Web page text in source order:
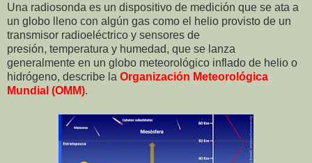
Una radiosonda es un dispositivo de medición que se ata a
un globo lleno con algún gas como el helio provisto de un
transmisor radioeléctrico y sensores de
presión, temperatura y humedad, que se lanza
generalmente en un globo meteorológico inflado de helio o
hidrógeno, describe la Organización Meteorológica
Mundial (OMM).